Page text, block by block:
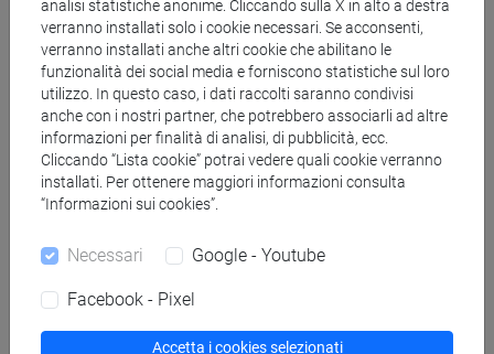
ESERCITAZIONI DI LINGUA
GIAPPONESE 3 MOD. 1A Cognomi C-E
ESERCITAZIONI DI LINGUA
GIAPPONESE 3 MOD. 1A Cognomi F-L
ESERCITAZIONI DI LINGUA
GIAPPONESE 3 MOD. 1A Cognomi M-O
ESERCITAZIONI DI LINGUA
GIAPPONESE 3 MOD. 1A Cognomi P-S
GIAPPONESE 3 MOD. 1A Cognomi T-Z
ESERCITAZIONI DI LINGUA GIAPPONESE 3
ESERCITAZIONI DI LINGUA
analisi statistiche anonime. Cliccando sulla X in alto a destra
verranno installati solo i cookie necessari. Se acconsenti,
verranno installati anche altri cookie che abilitano le
funzionalità dei social media e forniscono statistiche sul loro
utilizzo. In questo caso, i dati raccolti saranno condivisi
anche con i nostri partner, che potrebbero associarli ad altre
informazioni per finalità di analisi, di pubblicità, ecc.
Cliccando “Lista cookie” potrai vedere quali cookie verranno
installati. Per ottenere maggiori informazioni consulta
“Informazioni sui cookies”.
Necessari Google - Youtube
Facebook - Pixel
Accetta i cookies selezionati